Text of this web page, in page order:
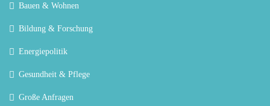
Bauen & Wohnen
Bildung & Forschung
Energiepolitik
Gesundheit & Pflege
Große Anfragen